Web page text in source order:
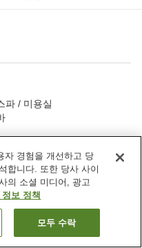
파 / 미용실
무옹 탄 사파 호텔
자 경험을 개선하고 당
합니다. 또한 당사 사이
의 소셜 미디어, 광고
보 정책
모두 수락